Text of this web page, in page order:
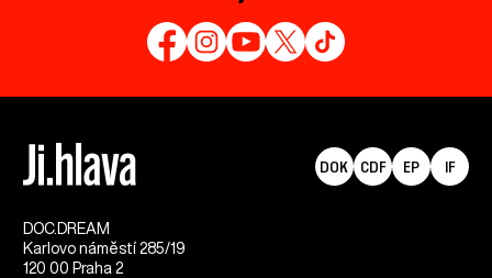
DOC.DREAM​
Karlovo náměstí 285/19
120 00 Praha 2
DOK CDF EP IF